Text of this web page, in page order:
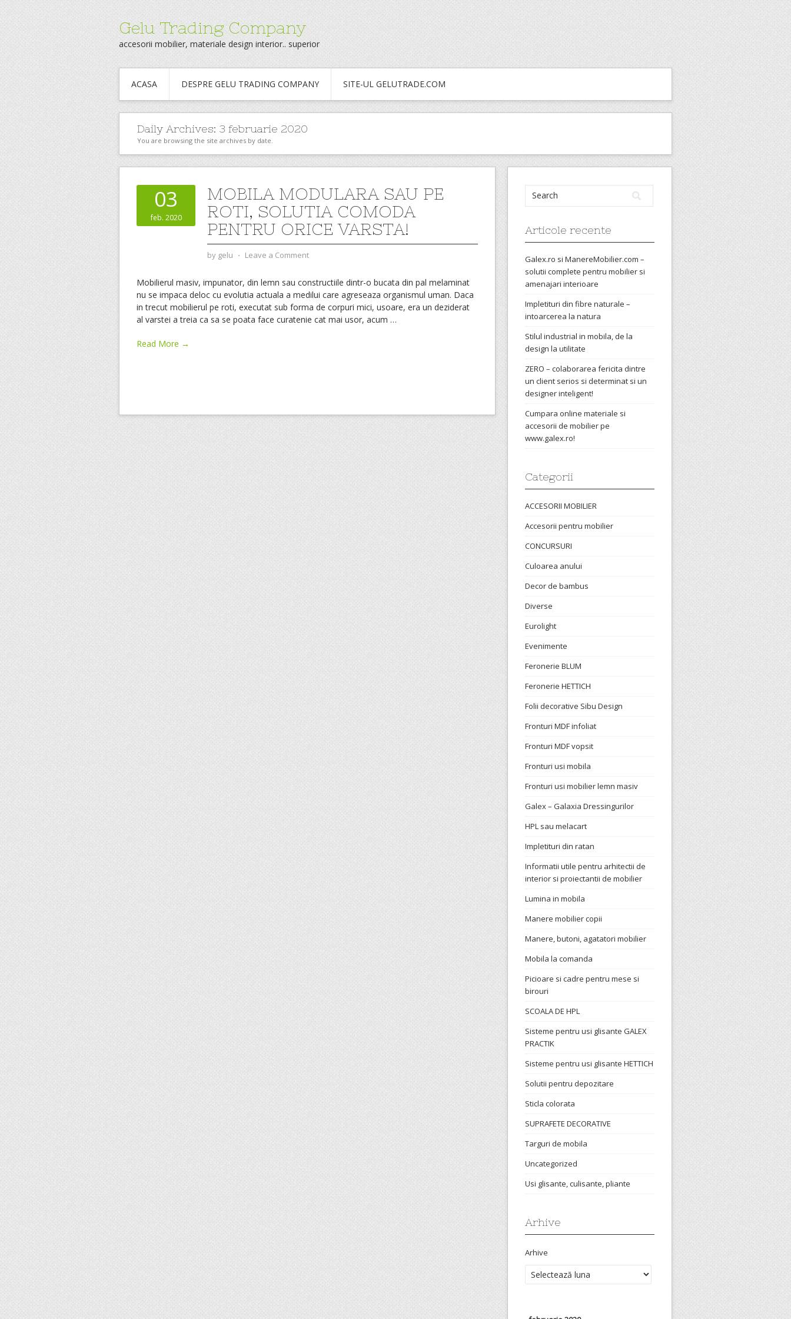
Gelu Trading Company
accesorii mobilier, materiale design interior.. superior
ACASA DESPRE GELU TRADING COMPANY SITE-UL GELUTRADE.COM
Daily Archives: 3 februarie 2020
You are browsing the site archives by date.
03
feb. 2020
MOBILA MODULARA SAU PE
ROTI, SOLUTIA COMODA
PENTRU ORICE VARSTA!
by gelu ⋅ Leave a Comment
Mobilierul masiv, impunator, din lemn sau constructiile dintr-o bucata din pal melaminat
nu se impaca deloc cu evolutia actuala a medilui care agreseaza organismul uman. Daca
in trecut mobilierul pe roti, executat sub forma de corpuri mici, usoare, era un deziderat
al varstei a treia ca sa se poata face curatenie cat mai usor, acum …
Read More →
Articole recente
Galex.ro si ManereMobilier.com –
solutii complete pentru mobilier si
amenajari interioare
Impletituri din fibre naturale –
intoarcerea la natura
Stilul industrial in mobila, de la
design la utilitate
ZERO – colaborarea fericita dintre
un client serios si determinat si un
designer inteligent!
Cumpara online materiale si
accesorii de mobilier pe
www.galex.ro!
Categorii
ACCESORII MOBILIER
Accesorii pentru mobilier
CONCURSURI
Culoarea anului
Decor de bambus
Diverse
Eurolight
Evenimente
Feronerie BLUM
Feronerie HETTICH
Folii decorative Sibu Design
Fronturi MDF infoliat
Fronturi MDF vopsit
Fronturi usi mobila
Fronturi usi mobilier lemn masiv
Galex – Galaxia Dressingurilor
HPL sau melacart
Impletituri din ratan
Informatii utile pentru arhitectii de
interior si proiectantii de mobilier
Lumina in mobila
Manere mobilier copii
Manere, butoni, agatatori mobilier
Mobila la comanda
Picioare si cadre pentru mese si
birouri
SCOALA DE HPL
Sisteme pentru usi glisante GALEX
PRACTIK
Sisteme pentru usi glisante HETTICH
Solutii pentru depozitare
Sticla colorata
SUPRAFETE DECORATIVE
Targuri de mobila
Uncategorized
Usi glisante, culisante, pliante
Arhive
Arhive